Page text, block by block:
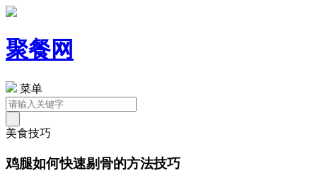
聚餐网
菜单
美食技巧
鸡腿如何快速剔骨的方法技巧